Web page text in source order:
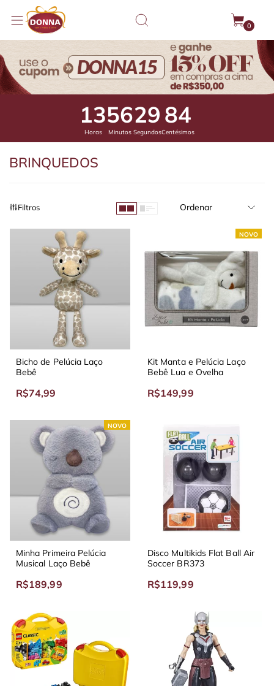
0
13
Horas
56
Minutos
29
Segundos
31
Centésimos
BRINQUEDOS
Filtros Ordenar
Bicho de Pelúcia Laço
Bebê
R$74,99
NOVO
Kit Manta e Pelúcia Laço
Bebê Lua e Ovelha
R$149,99
NOVO
Minha Primeira Pelúcia
Musical Laço Bebê
R$189,99
Disco Multikids Flat Ball Air
Soccer BR373
R$119,99